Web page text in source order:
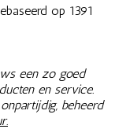
op 1391
een zo goed
en service.
beheerd